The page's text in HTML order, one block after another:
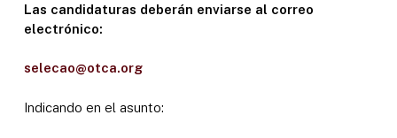
Las candidaturas deberán enviarse al correo
electrónico:
selecao@otca.org
Indicando en el asunto: